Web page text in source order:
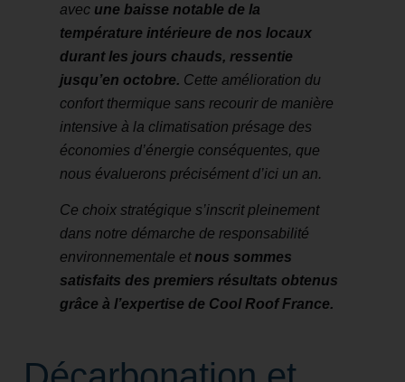
avec une baisse notable de la
température intérieure de nos locaux
durant les jours chauds, ressentie
jusqu’en octobre. Cette amélioration du
confort thermique sans recourir de manière
intensive à la climatisation présage des
économies d’énergie conséquentes, que
nous évaluerons précisément d’ici un an.
Ce choix stratégique s’inscrit pleinement
dans notre démarche de responsabilité
environnementale et nous sommes
satisfaits des premiers résultats obtenus
grâce à l’expertise de Cool Roof France.